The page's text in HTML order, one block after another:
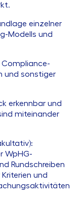
einzelner
Modells und
Compliance-
und sonstiger
erkennbar und
miteinander
WpHG-
Rundschreiben
und